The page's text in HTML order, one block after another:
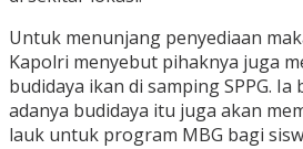
Untuk menunjang penyediaan
Kapolri menyebut pihaknya juga
budidaya ikan di samping SPPG.
adanya budidaya itu juga akan
lauk untuk program MBG bagi